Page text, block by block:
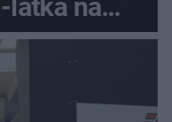
latka na